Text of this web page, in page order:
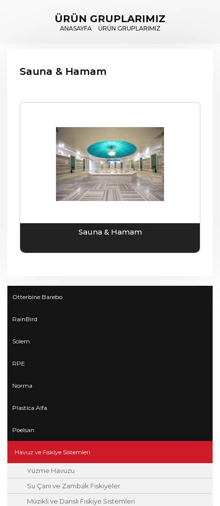
ÜRÜN GRUPLARIMIZ
ANASAYFA ÜRÜN GRUPLARIMIZ
Sauna & Hamam
Sauna & Hamam
Otterbine Barebo
RainBird
Solem
RPE
Norma
Plastica Alfa
Poelsan
Havuz ve Fıskiye Sistemleri
Yüzme Havuzu
Su Çanı ve Zambak Fıskiyeler
Müzikli ve Danslı Fıskiye Sistemleri